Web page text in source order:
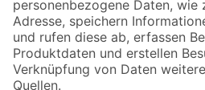
Zahlungsarten